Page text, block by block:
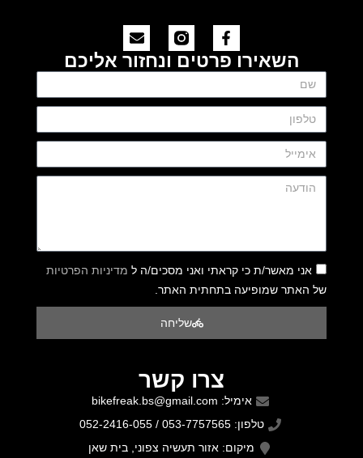
צרו קשר
אימיל: bikefreak.bs@gmail.com
טלפון: 053-7757565 / 052-2416-055
מיקום: אזור תעשיה צפוני, בית שאן
השאירו פרטים ונחזור אליכם
אני מאשר/ת כי קראתי ואני מסכים/ה ל מדיניות הפרטיות
של האתר שמופיעה בתחתית האתר.
שליחה